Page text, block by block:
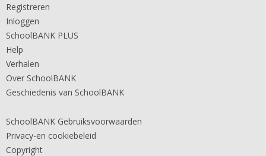
Registreren
Inloggen
SchoolBANK PLUS
Help
Verhalen
Over SchoolBANK
Geschiedenis van SchoolBANK
SchoolBANK Gebruiksvoorwaarden
Privacy-en cookiebeleid
Copyright